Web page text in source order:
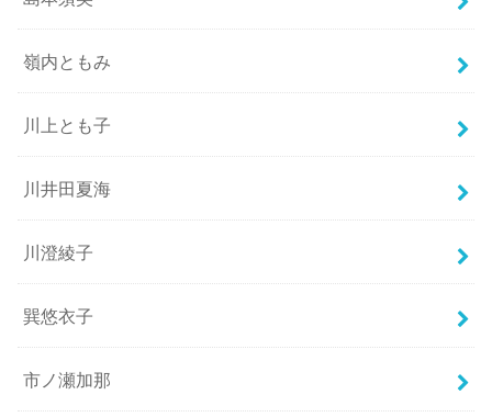
嶺内ともみ
川上とも子
川井田夏海
川澄綾子
巽悠衣子
市ノ瀬加那